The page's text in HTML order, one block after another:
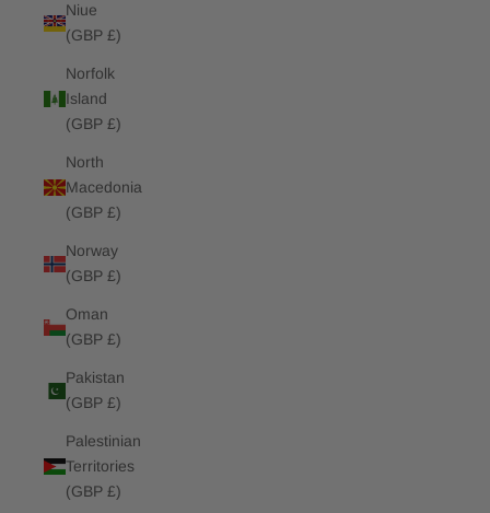
Niue
(GBP £)
Norfolk
Island
(GBP £)
North
Macedonia
(GBP £)
Norway
(GBP £)
Oman
(GBP £)
Pakistan
(GBP £)
Palestinian
Territories
(GBP £)